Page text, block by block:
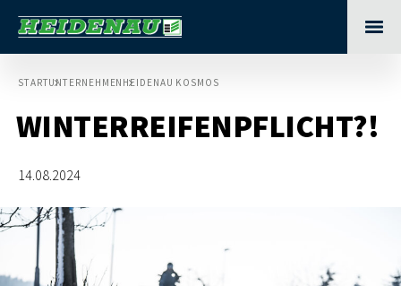
STARTUNTERNEHMEN HEIDENAU KOSMOS
WINTERREIFENPFLICHT?!
14.08.2024